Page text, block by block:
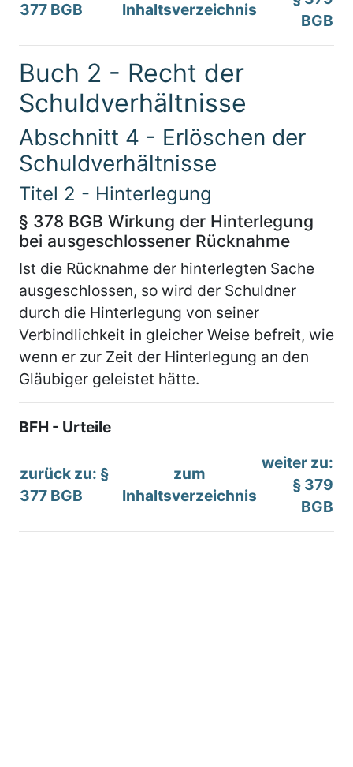
377 BGB
Inhaltsverzeichnis
BGB
Buch 2 - Recht der
Schuldverhältnisse
Abschnitt 4 - Erlöschen der
Schuldverhältnisse
Titel 2 - Hinterlegung
§ 378 BGB Wirkung der Hinterlegung
bei ausgeschlossener Rücknahme
Ist die Rücknahme der hinterlegten Sache
ausgeschlossen, so wird der Schuldner
durch die Hinterlegung von seiner
Verbindlichkeit in gleicher Weise befreit, wie
wenn er zur Zeit der Hinterlegung an den
Gläubiger geleistet hätte.
BFH - Urteile
zurück zu: §
377 BGB
zum
Inhaltsverzeichnis
weiter zu:
§ 379
BGB